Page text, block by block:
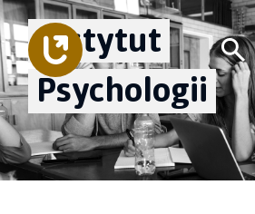
Instytut
Psychologii